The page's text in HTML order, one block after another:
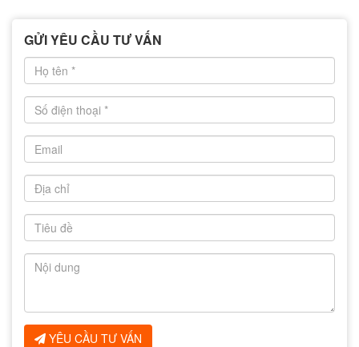
GỬI YÊU CẦU TƯ VẤN
YÊU CẦU TƯ VẤN